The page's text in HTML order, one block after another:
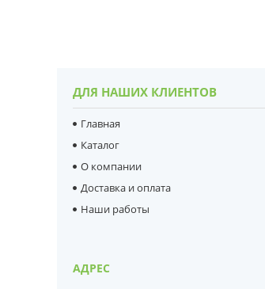
ДЛЯ НАШИХ КЛИЕНТОВ
Главная
Каталог
О компании
Доставка и оплата
Наши работы